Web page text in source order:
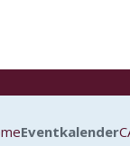
Eventkalender